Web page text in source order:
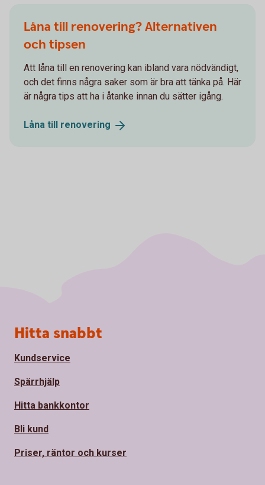
Låna till renovering? Alternativen
och tipsen
Att låna till en renovering kan ibland vara nödvändigt,
och det finns några saker som är bra att tänka på. Här
är några tips att ha i åtanke innan du sätter igång.
Låna till renovering
Sidfot
Hitta snabbt
Kundservice
Spärrhjälp
Hitta bankkontor
Bli kund
Priser, räntor och kurser